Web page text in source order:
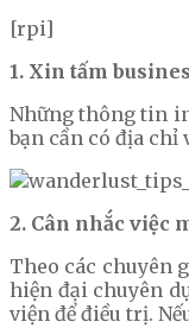
[rpi]
1. Xin tấm
Những thông tin
bạn cần có địa chỉ
2. Cân nhắc việc
Theo các chuyên
hiện đại chuyên
viện để điều trị.